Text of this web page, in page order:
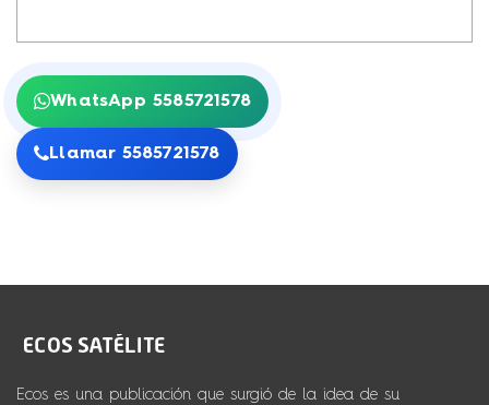
WhatsApp 5585721578
Llamar 5585721578
Ecos es una publicación que surgió de la idea de su